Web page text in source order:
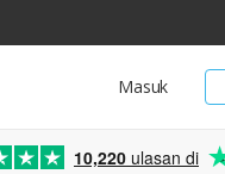
Masuk
10,220 ulasan di